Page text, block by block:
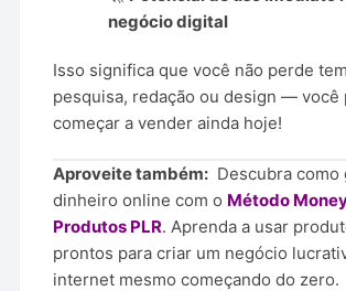
negócio digital
Isso significa que você não perde
pesquisa, redação ou design — você
começar a vender ainda hoje!
Aproveite também: Descubra como
dinheiro online com o Método
Produtos PLR. Aprenda a usar
prontos para criar um negócio
internet mesmo começando do zero.